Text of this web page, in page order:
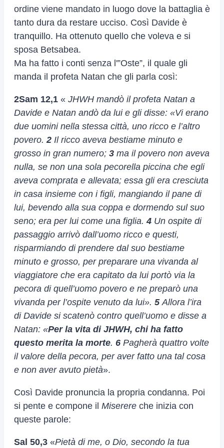
ordine viene mandato in luogo dove la battaglia è
tanto dura da restare ucciso. Così Davide è
tranquillo. Ha ottenuto quello che voleva e si
sposa Betsabea.
Ma ha fatto i conti senza l'”Oste”, il quale gli
manda il profeta Natan che gli parla così:
2Sam 12,1 « JHWH mandò il profeta Natan a
Davide e Natan andò da lui e gli disse: «Vi erano
due uomini nella stessa città, uno ricco e l’altro
povero.2 Il ricco aveva bestiame minuto e
grosso in gran numero; 3 ma il povero non aveva
nulla, se non una sola pecorella piccina che egli
aveva comprata e allevata; essa gli era cresciuta
in casa insieme con i figli, mangiando il pane di
lui, bevendo alla sua coppa e dormendo sul suo
seno; era per lui come una figlia.4 Un ospite di
passaggio arrivò dall’uomo ricco e questi,
risparmiando di prendere dal suo bestiame
minuto e grosso, per preparare una vivanda al
viaggiatore che era capitato da lui portò via la
pecora di quell’uomo povero e ne preparò una
vivanda per l’ospite venuto da lui». 5Allora l’ira
di Davide si scatenò contro quell’uomo e disse a
Natan: «Per la vita di JHWH, chi ha fatto
questo merita la morte. 6 Pagherà quattro volte
il valore della pecora, per aver fatto una tal cosa
e non aver avuto pietà».
Così Davide pronuncia la propria condanna. Poi
si pente e compone il Miserere che inizia con
queste parole:
Sal 50,3 «Pietà di me, o Dio, secondo la tua